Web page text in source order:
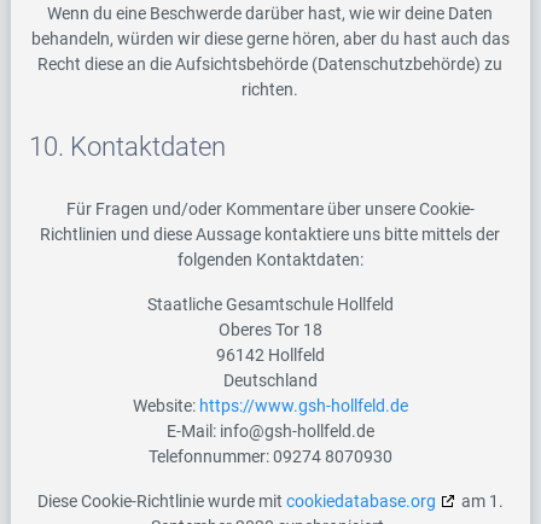
Wenn du eine Beschwerde darüber hast, wie wir deine Daten
behandeln, würden wir diese gerne hören, aber du hast auch das
Recht diese an die Aufsichtsbehörde (Datenschutzbehörde) zu
richten.
10. Kontaktdaten
Für Fragen und/oder Kommentare über unsere Cookie-
Richtlinien und diese Aussage kontaktiere uns bitte mittels der
folgenden Kontaktdaten:
Staatliche Gesamtschule Hollfeld
Oberes Tor 18
96142 Hollfeld
Deutschland
Website: https://www.gsh-hollfeld.de
E-Mail: info@gsh-hollfeld.de
Telefonnummer: 09274 8070930
Diese Cookie-Richtlinie wurde mit cookiedatabase.org
am 1.